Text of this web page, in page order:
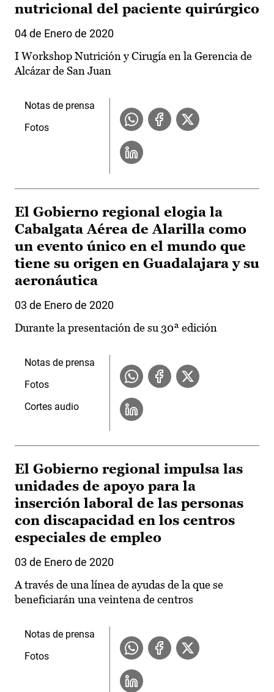
nutricional del paciente quirúrgico
04 de Enero de 2020
I Workshop Nutrición y Cirugía en la Gerencia de
Alcázar de San Juan
Notas de prensa
Fotos
El Gobierno regional elogia la
Cabalgata Aérea de Alarilla como
un evento único en el mundo que
tiene su origen en Guadalajara y su
aeronáutica
03 de Enero de 2020
Durante la presentación de su 30ª edición
Notas de prensa
Fotos
Cortes audio
El Gobierno regional impulsa las
unidades de apoyo para la
inserción laboral de las personas
con discapacidad en los centros
especiales de empleo
03 de Enero de 2020
A través de una línea de ayudas de la que se
beneficiarán una veintena de centros
Notas de prensa
Fotos